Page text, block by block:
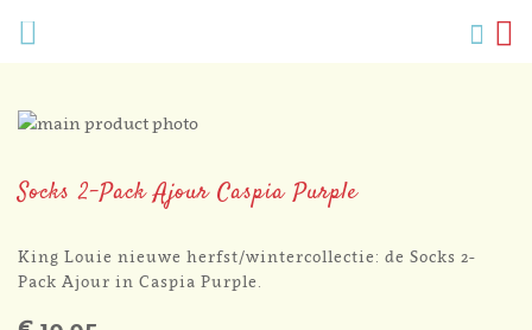
Zoek
Socks 2-Pack Ajour Caspia Purple
King Louie nieuwe herfst/wintercollectie: de Socks 2-
Pack Ajour in Caspia Purple.
Ga
einde
de
afbeeldingen-
het
van
de